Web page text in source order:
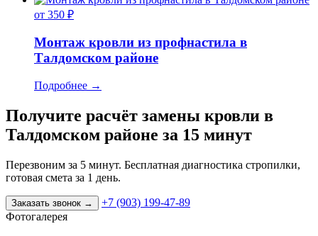
от 350 ₽
Монтаж кровли из профнастила в
Талдомском районе
Подробнее →
Получите расчёт замены кровли в
Талдомском районе за 15 минут
Перезвоним за 5 минут. Бесплатная диагностика стропилки,
готовая смета за 1 день.
Заказать звонок →
+7 (903) 199-47-89
Фотогалерея